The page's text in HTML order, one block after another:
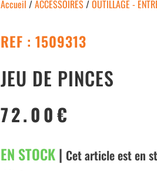
Accueil /ACCESSOIRES/OUTILLAGE -
REF : 1509313
JEU DE PINCES
72.00€
EN STOCK| Cet article est en